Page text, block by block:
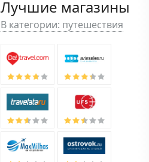
Лучшие магазины
В категории: путешествия